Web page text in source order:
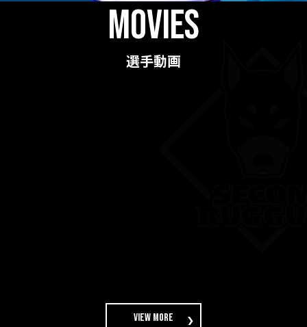
選手動画
movies
view more